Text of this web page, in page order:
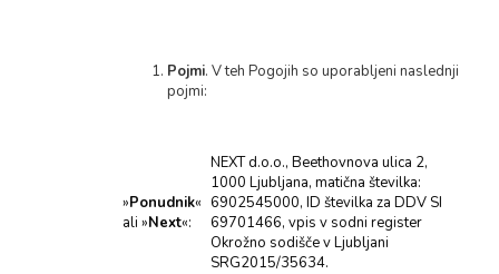
Pojmi. V teh Pogojih so uporabljeni naslednji
pojmi:
»Ponudnik«
ali »Next«:
NEXT d.o.o., Beethovnova ulica 2,
1000 Ljubljana, matična številka:
6902545000, ID številka za DDV SI
69701466, vpis v sodni register
Okrožno sodišče v Ljubljani
SRG2015/35634.